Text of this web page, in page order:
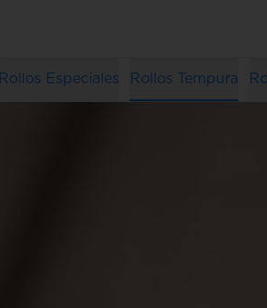
Rollos Especiales Rollos Tempura